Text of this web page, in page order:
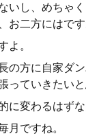
いし、めちゃ
お二方にはです
よ。
の方に自家ダ
っていきたいと
に変わるはずな
月ですね。